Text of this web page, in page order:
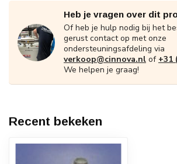
Heb je vragen over dit
Of heb je hulp nodig bij het
gerust contact op met onze
ondersteuningsafdeling via
verkoop@cinnova.nl of +31
We helpen je graag!
Recent bekeken